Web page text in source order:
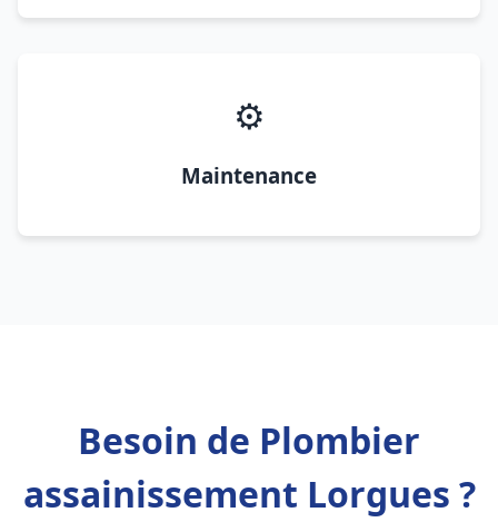
⚙️
Maintenance
Besoin de Plombier
assainissement Lorgues ?